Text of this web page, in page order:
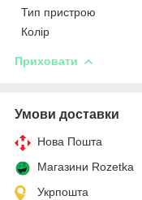
Тип пристрою
Колір
Приховати
Умови доставки
Нова Пошта
Магазини Rozetka
Укрпошта